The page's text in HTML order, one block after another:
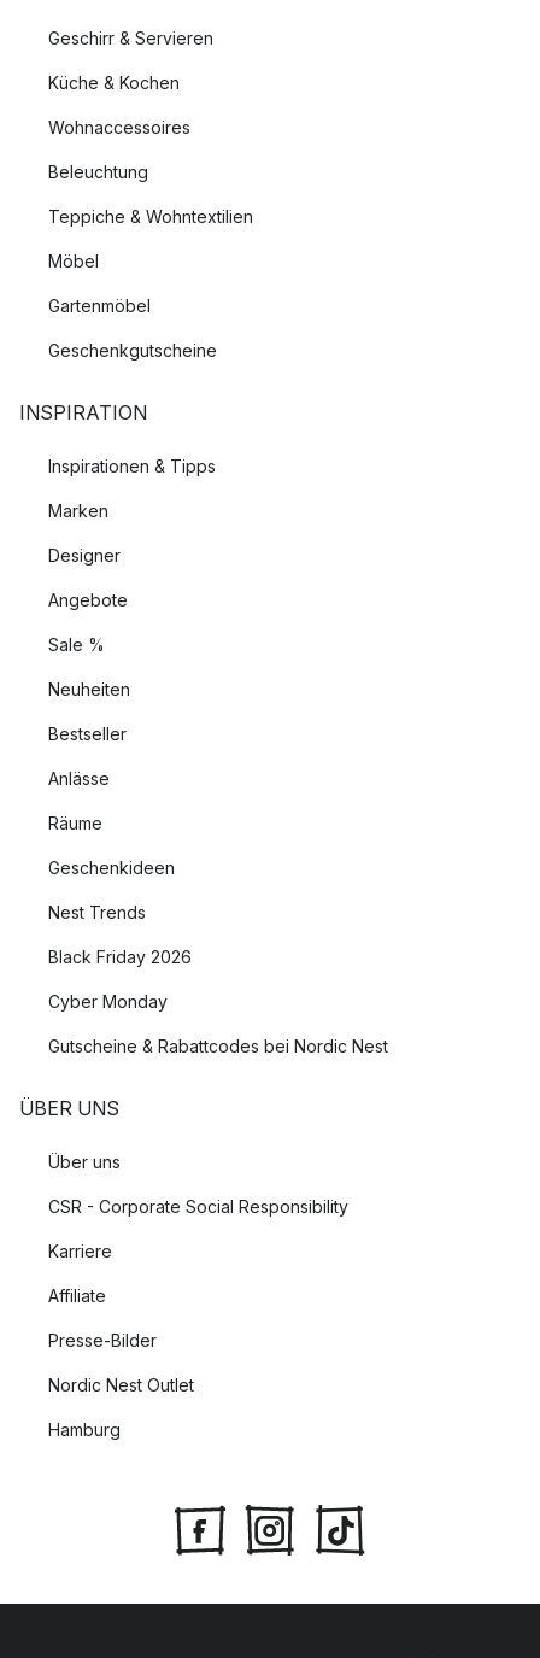
Geschirr & Servieren
Küche & Kochen
Wohnaccessoires
Beleuchtung
Teppiche & Wohntextilien
Möbel
Gartenmöbel
Geschenkgutscheine
INSPIRATION
Inspirationen & Tipps
Marken
Designer
Angebote
Sale %
Neuheiten
Bestseller
Anlässe
Räume
Geschenkideen
Nest Trends
Black Friday 2026
Cyber Monday
Gutscheine & Rabattcodes bei Nordic Nest
ÜBER UNS
Über uns
CSR - Corporate Social Responsibility
Karriere
Affiliate
Presse-Bilder
Nordic Nest Outlet
Hamburg